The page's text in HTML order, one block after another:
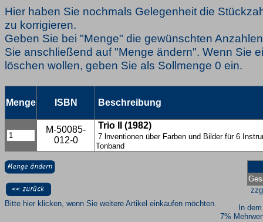
Hier haben Sie nochmals Gelegenheit die
zu korrigieren.
Geben Sie bei "Menge" die gewünschten
Sie anschließend auf "Menge ändern". Wenn Sie
löschen wollen, geben Sie als Sollmenge 0 ein.
Menge ISBN Beschreibung
M-50085-
012-0
Trio II (1982)
7 lnventionen über Farben und Bilder für 6
Tonband
In
7%
Bitte hier klicken, wenn Sie weitere Artikel einkaufen möchten.